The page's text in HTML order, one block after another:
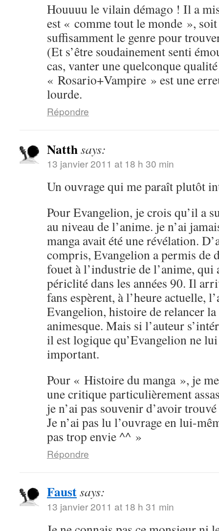
Houuuu le vilain démago ! Il a
est « comme tout le monde »,
suffisamment le genre pour
(Et s’être soudainement senti
cas, vanter une quelconque
« Rosario+Vampire » est une
lourde.
Répondre
Natthsays:
13 janvier 2011 at 18 h 30 min
Un ouvrage qui me paraît plutôt
Pour Evangelion, je crois qu’il a
au niveau de l’anime. je n’ai
manga avait été une révélation.
compris, Evangelion a permis de
fouet à l’industrie de l’anime,
périclité dans les années 90. Il
fans espèrent, à l’heure actuelle,
Evangelion, histoire de relancer
animesque. Mais si l’auteur
il est logique qu’Evangelion ne
important.
Pour « Histoire du manga », je
une critique particulièrement
je n’ai pas souvenir d’avoir
Je n’ai pas lu l’ouvrage en lui-
pas trop envie ^^ »
Répondre
Faustsays:
13 janvier 2011 at 18 h 31 min